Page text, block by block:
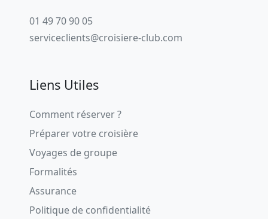
01 49 70 90 05
serviceclients@croisiere-club.com
Liens Utiles
Comment réserver ?
Préparer votre croisière
Voyages de groupe
Formalités
Assurance
Politique de confidentialité